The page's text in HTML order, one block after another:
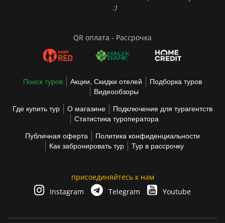
:)
QR оплата - Рассрочка
Поиск туров Акции, Скидки отелей
Подборка туров
Видеообзоры
Где купить тур О магазине
Подключение для турагентств
Статистика туроператора
Публичная оферта
Политика конфиденциальности
Как забронировать тур
Тур в рассрочку
присоединяйтесь к нам
Instagram
Telegram Youtube